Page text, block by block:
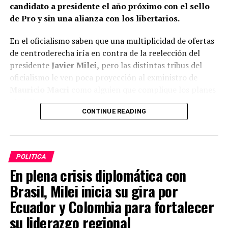
candidato a presidente el año próximo con el sello
de Pro y sin una alianza con los libertarios.
En el oficialismo saben que una multiplicidad de ofertas
de centroderecha iría en contra de la reelección del
presidenteJavier Milei, pero las distintas tribus del
oficialismo le ven poca proyección al exministro de
oficialistas.
ADVERTISEMENT
CONTINUE READING
POLITICA
En plena crisis diplomática con
Brasil, Milei inicia su gira por
Ecuador y Colombia para fortalecer
su liderazgo regional